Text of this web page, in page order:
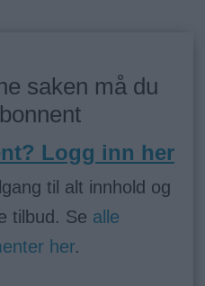
saken må du
Logg inn her
til alt innhold og
tilbud. Se alle
her.